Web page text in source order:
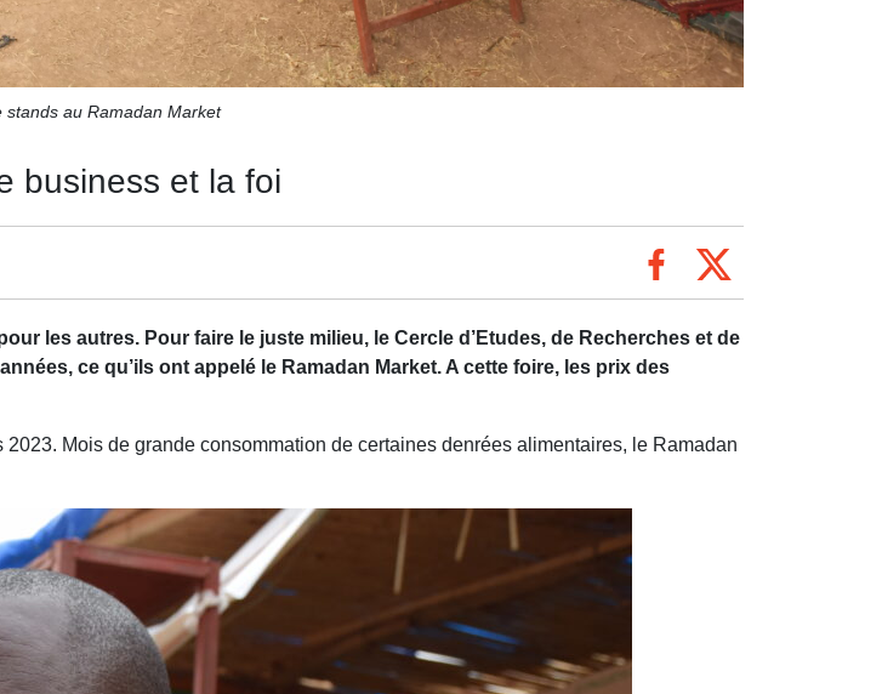
stands au Ramadan Market
business et la foi
les autres. Pour faire le juste milieu, le Cercle d’Etudes, de Recherches et de
ce qu’ils ont appelé le Ramadan Market. A cette foire, les prix des
Mois de grande consommation de certaines denrées alimentaires, le Ramadan